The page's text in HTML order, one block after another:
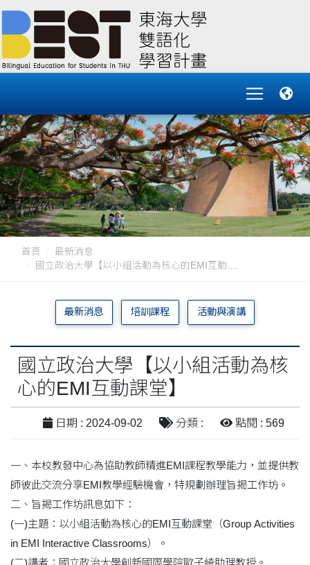
首頁
最新消息
國立政治大學【以小組活動為核心的EMI互動....
最新消息 培訓課程 活動與演講
國立政治大學【以小組活動為核
心的EMI互動課堂】
日期 : 2024-09-02 分類 : 點閱 : 569
一、本校教發中心為協助教師精進EMI課程教學能力，並提供教
師彼此交流分享EMI教學經驗機會，特規劃辦理旨揭工作坊。
二、旨揭工作坊訊息如下：
(一)主題：以小組活動為核心的EMI互動課堂（Group Activities
in EMI Interactive Classrooms）。
(二)講者：國立政治大學創新國際學院歐子綺助理教授。